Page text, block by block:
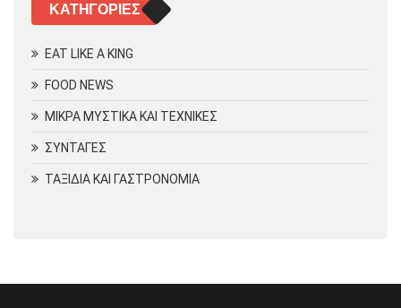
KΑΤΗΓΟΡΊΕΣ
EAT LIKE A KING
FOOD NEWS
ΜΙΚΡΑ ΜΥΣΤΙΚΑ ΚΑΙ ΤΕΧΝΙΚΕΣ
ΣΥΝΤΑΓΕΣ
ΤΑΞΙΔΙΑ ΚΑΙ ΓΑΣΤΡΟΝΟΜΙΑ